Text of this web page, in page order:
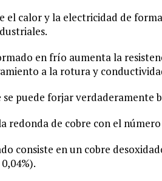
el calor y la electricidad de
en frío aumenta la
a la rotura y
se puede forjar verdaderamente
redonda de cobre con el
consiste en un cobre